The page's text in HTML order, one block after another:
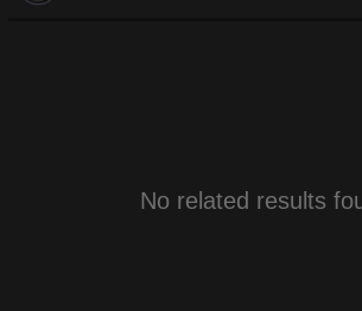
No related results